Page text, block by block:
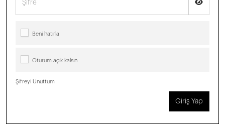
Beni hatırla
Oturum açık kalsın
Şifreyi Unuttum
Giriş Yap